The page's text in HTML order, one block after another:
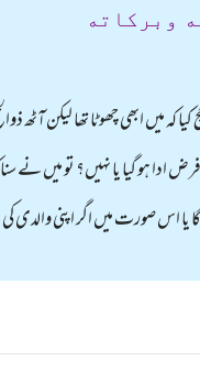
وبركاته
ابھی چھوٹا تھا لیکن آٹھ
ہو گیا یا نہیں؟ تو میں
گا یا اس صورت میں اگر اپنی